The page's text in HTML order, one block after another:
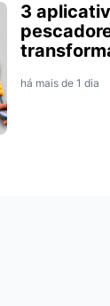
3
há mais de 1 dia